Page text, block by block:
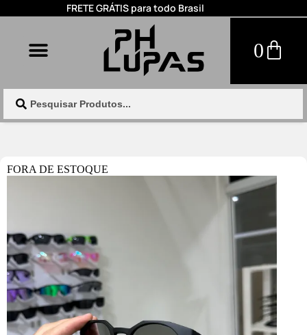
FRETE GRÁTIS para todo Brasil
0
FORA DE ESTOQUE